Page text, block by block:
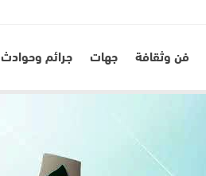
فن وثقافة جهات جرائم وحوادث